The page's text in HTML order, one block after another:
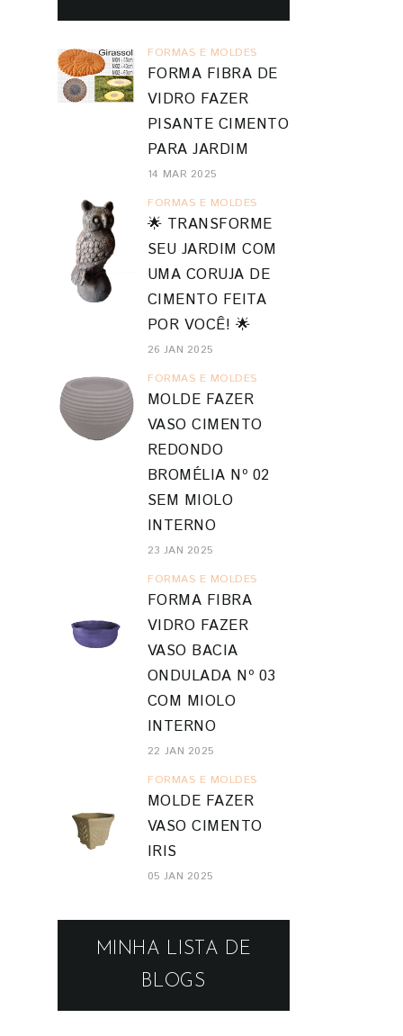
FORMAS E MOLDES
FORMA FIBRA DE
VIDRO FAZER
PISANTE CIMENTO
PARA JARDIM
14 MAR 2025
FORMAS E MOLDES
🌟 TRANSFORME
SEU JARDIM COM
UMA CORUJA DE
CIMENTO FEITA
POR VOCÊ! 🌟
26 JAN 2025
FORMAS E MOLDES
MOLDE FAZER
VASO CIMENTO
REDONDO
BROMÉLIA Nº 02
SEM MIOLO
INTERNO
23 JAN 2025
FORMAS E MOLDES
FORMA FIBRA
VIDRO FAZER
VASO BACIA
ONDULADA Nº 03
COM MIOLO
INTERNO
22 JAN 2025
FORMAS E MOLDES
MOLDE FAZER
VASO CIMENTO
IRIS
05 JAN 2025
MINHA LISTA DE
BLOGS